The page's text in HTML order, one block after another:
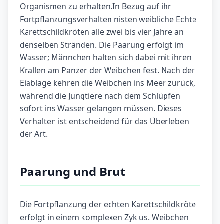
Organismen zu erhalten.In Bezug auf ihr
Fortpflanzungsverhalten nisten weibliche Echte
Karettschildkröten alle zwei bis vier Jahre an
denselben Stränden. Die Paarung erfolgt im
Wasser; Männchen halten sich dabei mit ihren
Krallen am Panzer der Weibchen fest. Nach der
Eiablage kehren die Weibchen ins Meer zurück,
während die Jungtiere nach dem Schlüpfen
sofort ins Wasser gelangen müssen. Dieses
Verhalten ist entscheidend für das Überleben
der Art.
Paarung und Brut
Die Fortpflanzung der echten Karettschildkröte
erfolgt in einem komplexen Zyklus. Weibchen